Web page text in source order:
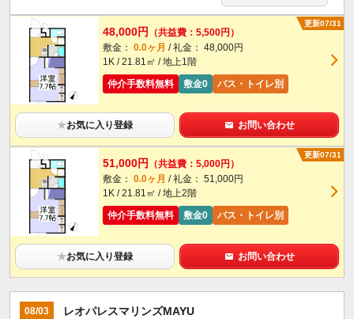
更新07/31
48,000円
（共益費：5,500円）
敷金： 0.0ヶ月 / 礼金： 48,000円
1K / 21.81㎡ / 地上1階
仲介手数料無料
敷金0 バス・トイレ別
★お気に入り登録 お問い合わせ
更新07/31
51,000円
（共益費：5,000円）
敷金： 0.0ヶ月 / 礼金： 51,000円
1K / 21.81㎡ / 地上2階
仲介手数料無料
敷金0 バス・トイレ別
★お気に入り登録 お問い合わせ
08/03 レオパレスマリンズMAYU